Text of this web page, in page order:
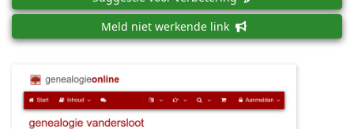
Meld niet werkende link